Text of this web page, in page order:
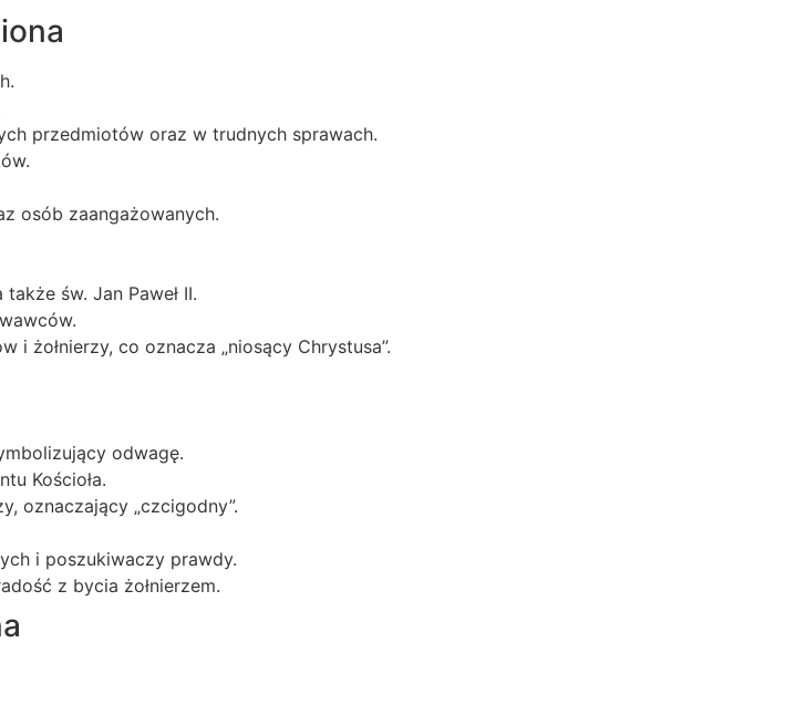
przedmiotów oraz w trudnych sprawach.
osób zaangażowanych.
św. Jan Paweł II.
żołnierzy, co oznacza „niosący Chrystusa”.
odwagę.
Kościoła.
oznaczający „czcigodny”.
i poszukiwaczy prawdy.
z bycia żołnierzem.